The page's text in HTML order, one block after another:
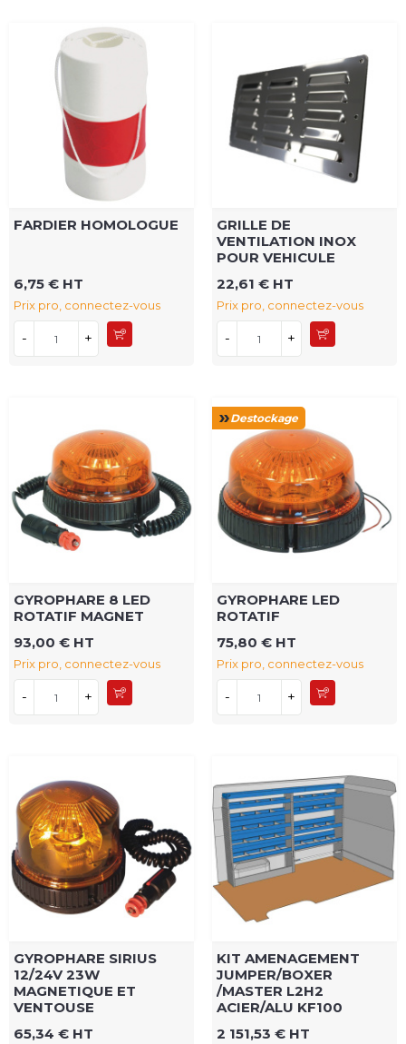
FARDIER HOMOLOGUE
6,75 € HT
Prix pro, connectez-vous
- +
GRILLE DE
VENTILATION INOX
POUR VEHICULE
22,61 € HT
Prix pro, connectez-vous
- +
GYROPHARE 8 LED
ROTATIF MAGNET
93,00 € HT
Prix pro, connectez-vous
- +
Destockage
GYROPHARE LED
ROTATIF
75,80 € HT
Prix pro, connectez-vous
- +
GYROPHARE SIRIUS
12/24V 23W
MAGNETIQUE ET
VENTOUSE
65,34 € HT
KIT AMENAGEMENT
JUMPER/BOXER
/MASTER L2H2
ACIER/ALU KF100
2 151,53 € HT